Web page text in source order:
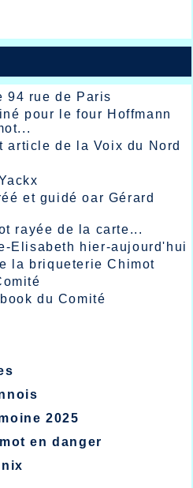
94 rue de Paris
pour le four Hoffmann
article de la Voix du Nord
et guidé oar Gérard
rayée de la carte...
Elisabeth hier-aujourd'hui
la briqueterie Chimot
du Comité
2025
en danger